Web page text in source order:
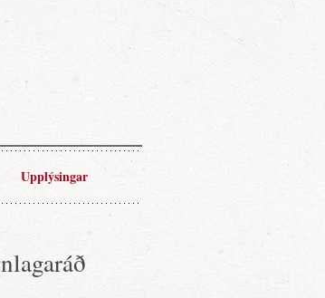
Upplýsingar